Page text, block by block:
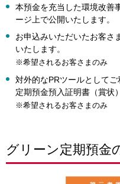
本預金を充当した環境改善
ージ上で公開いたします。
お申込みいただいたお客さ
いたします。
※希望されるお客さまのみ
対外的なPRツールとして
定期預金預入証明書（賞状
※希望されるお客さまのみ
グリーン定期預金